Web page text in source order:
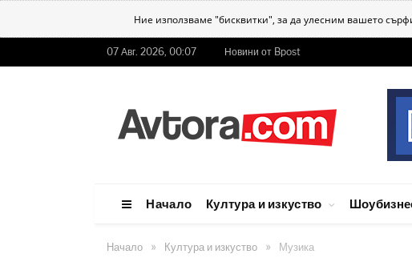
Ние използваме "бисквитки", за да улесним вашето
07 Авг. 2026, 00:07 Новини от Bpost
Начало Култура и изкуство
Начало » Култура и изкуство » Музика